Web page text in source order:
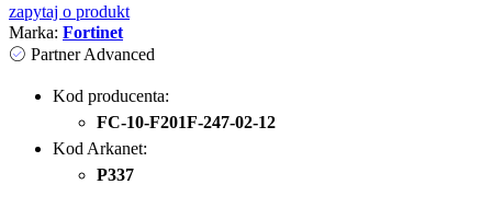
zapytaj o produkt
Marka: Fortinet
Partner Advanced
Kod producenta:
FC-10-F201F-247-02-12
Kod Arkanet:
P337